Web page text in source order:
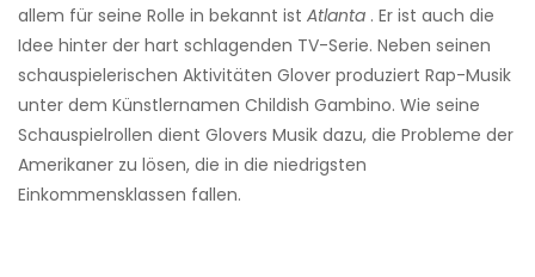
allem für seine Rolle in bekannt ist Atlanta . Er ist auch die
Idee hinter der hart schlagenden TV-Serie. Neben seinen
schauspielerischen Aktivitäten Glover produziert Rap-Musik
unter dem Künstlernamen Childish Gambino. Wie seine
Schauspielrollen dient Glovers Musik dazu, die Probleme der
Amerikaner zu lösen, die in die niedrigsten
Einkommensklassen fallen.